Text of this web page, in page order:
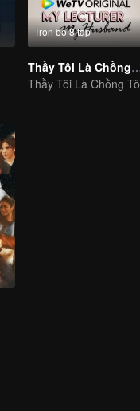
Trọn bộ 8 tập
Thầy Tôi Là
Thầy Tôi Là Chồng